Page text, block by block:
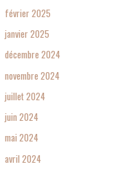
février 2025
janvier 2025
décembre 2024
novembre 2024
juillet 2024
juin 2024
mai 2024
avril 2024